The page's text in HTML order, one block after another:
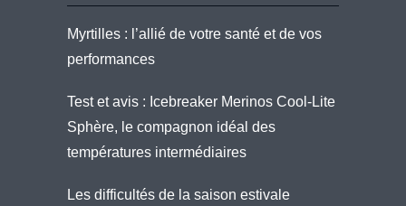
Myrtilles : l’allié de votre santé et de vos
performances
Test et avis : Icebreaker Merinos Cool-Lite
Sphère, le compagnon idéal des
températures intermédiaires
Les difficultés de la saison estivale